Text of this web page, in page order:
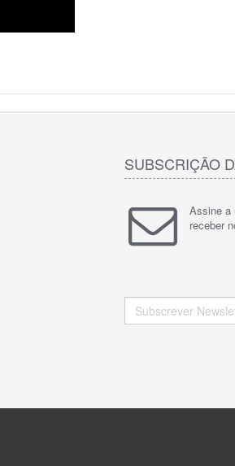
SUBSCRIÇÃO
Assine a
receber